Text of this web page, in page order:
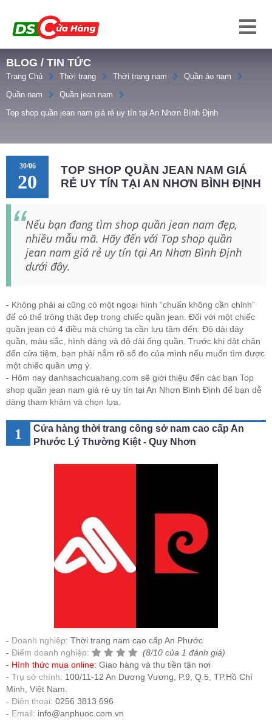
BLOG / TIN TỨC
Trang Chủ Thời trang Thời trang nam
Quần áo nam
Quần nam
Quần jean nam
Top shop quần jean nam giá rẻ uy tín tại An Nhơn Bình Định
30/06
20
TOP SHOP QUẦN JEAN NAM GIÁ
RẺ UY TÍN TẠI AN NHƠN BÌNH ĐỊNH
Nếu bạn đang tìm shop quần jean nam đẹp,
nhiều mẫu mã. Hãy đến với Top shop quần
jean nam giá rẻ uy tín tại An Nhơn Bình Định
dưới đây.
- Không phải ai cũng có một ngoại hình “chuẩn không cần chỉnh”
để có thể trông thật đẹp trong chiếc quần jean. Đối với một chiếc
quần jean có 4 điều mà chúng ta cần lưu tâm đến: Độ dài đáy
quần, màu sắc, hình dáng và độ dài ống quần. Trước khi đặt chân
đến cửa tiệm, bạn phải nắm rõ số đo của mình nếu muốn tìm được
một chiếc quần ưng ý.
- Hôm nay danhsachcuahang.com sẽ giới thiệu đến các bạn Top
shop quần jean nam giá rẻ uy tín tại An Nhơn Bình Định để bạn dễ
dàng tham khảm và chọn lựa.
1
Cửa hàng thời trang công sở nam cao cấp An
Phước Lý Thường Kiệt - Quy Nhơn
Doanh nghiệp: Thời trang nam cao cấp An Phước
Điểm doanh nghiệp:
(8/10 của 1 đánh giá)
Hình thức mua online: Giao hàng và thu tiền tận nơi
Trụ sở chính: 100/11-12 An Dương Vương, P.9, Q.5, TP.Hồ Chí
Minh, Việt Nam.
Điện thoại: 0256 3813 696
Email: info@anphuoc.com.vn